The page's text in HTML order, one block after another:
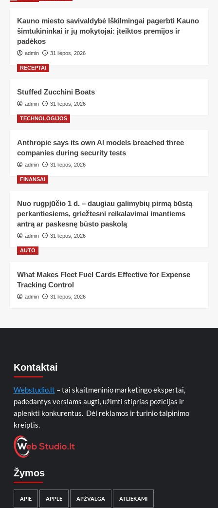
Kauno miesto savivaldybė Iškilmingai pagerbti Kauno
šimtukininkai ir jų mokytojai: įteiktos premijos ir
padėkos
admin 31 liepos, 2026
RECEPTAI
Stuffed Zucchini Boats
admin 31 liepos, 2026
TECHNOLOGIJOS
Anthropic says its own AI models breached three
companies during security tests
admin 31 liepos, 2026
FINANSAI
Nuo rugpjūčio 1 d. – daugiau galimybių pirmą būstą
perkantiesiems, griežtesni reikalavimai imantiems
antrą ar paskesnę būsto paskolą
admin 31 liepos, 2026
AUTO
What Makes Fleet Fuel Cards Effective for Expense
Tracking Control
admin 31 liepos, 2026
Kontaktai
Webstudio.lt – tai skaitmeninio marketingo ekspertai,
padedantys verslams augti, užimti stiprias pozicijas ir
aplenkti konkurentus. Dėl reklamos ir turinio talpinimo
kreiptis.
Žymos
APIE APPLE APŽVALGA ATLIEKAMI